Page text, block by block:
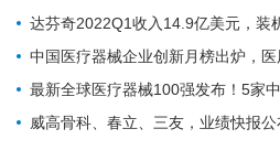
达芬奇2022Q1收入14.9亿美元，装机311台，
中国医疗器械企业创新月榜出炉，医用
最新全球医疗器械100强发布！5家中国企
威高骨科、春立、三友，业绩快报公